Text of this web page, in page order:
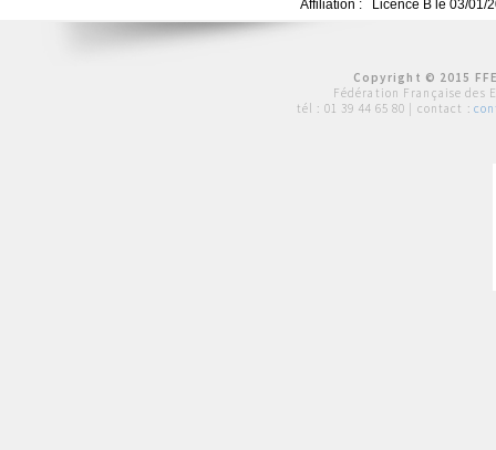
Affiliation :
Licence B le 03/01/
Copyright © 2015
Fédération Française des
tél : 01 39 44 65 80 | contact :